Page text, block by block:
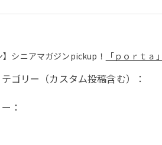
】シニアマガジンpickup！ 「ｐｏｒｔａ」
ゴリー（カスタム投稿含む）：
：